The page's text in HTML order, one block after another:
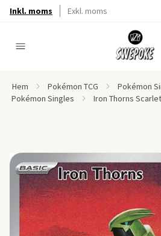
Inkl. moms Exkl. moms
Hem Pokémon TCG
Pokémon
Pokémon Singles
Iron Thorns